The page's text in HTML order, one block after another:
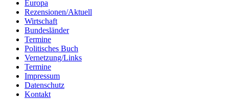
Europa
Rezensionen/Aktuell
Wirtschaft
Bundesländer
Termine
Politisches Buch
Vernetzung/Links
Termine
Impressum
Datenschutz
Kontakt